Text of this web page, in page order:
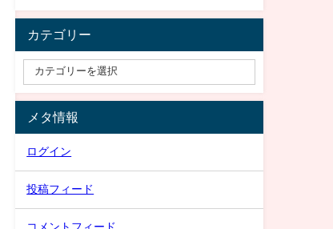
カテゴリー
メタ情報
ログイン
投稿フィード